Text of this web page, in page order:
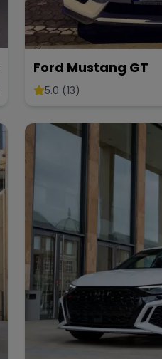
Ford Mustang GT
5.0 (13)